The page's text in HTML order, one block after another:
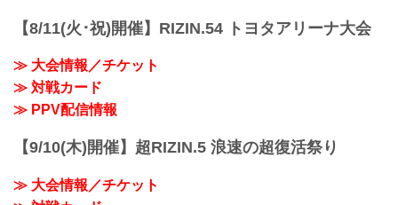
【8/11(火･祝)開催】RIZIN.54 トヨタアリーナ大会
≫ 大会情報／チケット
≫ 対戦カード
≫ PPV配信情報
【9/10(木)開催】超RIZIN.5 浪速の超復活祭り
≫ 大会情報／チケット